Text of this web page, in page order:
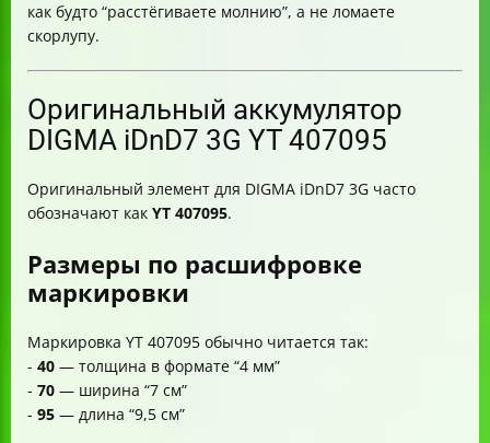
как будто “расстёгиваете молнию”, а не ломаете
скорлупу.
Оригинальный аккумулятор
DIGMA iDnD7 3G YT 407095
Оригинальный элемент для DIGMA iDnD7 3G часто
обозначают как YT 407095.
Размеры по расшифровке
маркировки
Маркировка YT 407095 обычно читается так:
- 40 — толщина в формате “4 мм”
- 70 — ширина “7 см”
- 95 — длина “9,5 см”